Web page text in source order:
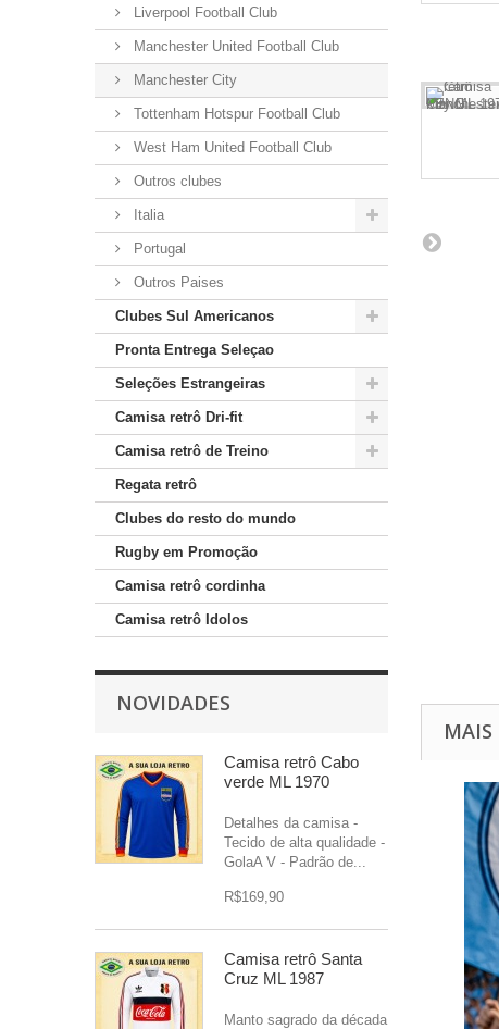
Liverpool Football Club
Manchester United Football Club
Manchester City
Tottenham Hotspur Football Club
West Ham United Football Club
Outros clubes
Italia
Portugal
Outros Paises
Clubes Sul Americanos
Pronta Entrega Seleçao
Seleções Estrangeiras
Camisa retrô Dri-fit
Camisa retrô de Treino
Regata retrô
Clubes do resto do mundo
Rugby em Promoção
Camisa retrô cordinha
Camisa retrô Idolos
NOVIDADES
Camisa retrô Cabo
verde ML 1970
Detalhes da camisa -
Tecido de alta qualidade -
GolaA V - Padrão de...
R$169,90
Camisa retrô Santa
Cruz ML 1987
Manto sagrado da década
MAIS